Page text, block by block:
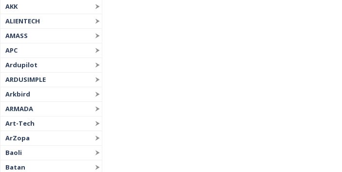
AKK
ALIENTECH
AMASS
APC
Ardupilot
ARDUSIMPLE
Arkbird
ARMADA
Art-Tech
ArZopa
Baoli
Batan